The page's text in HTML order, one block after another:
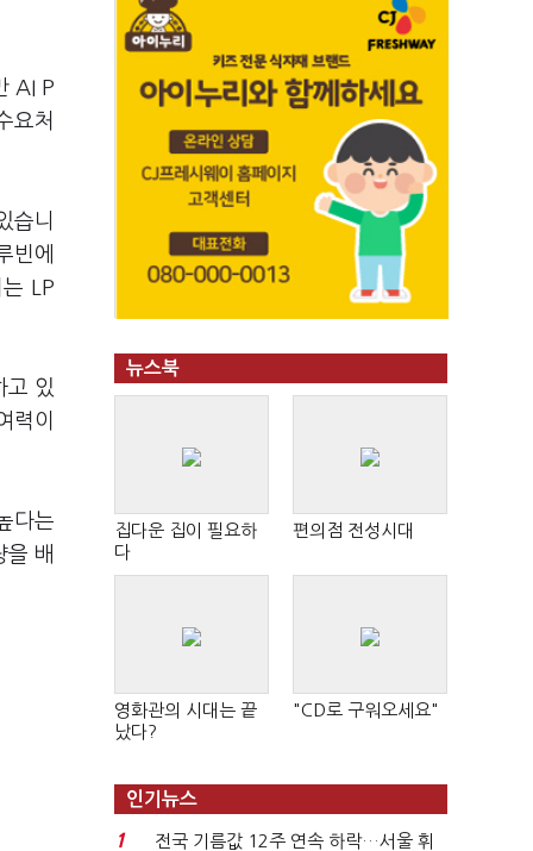
AI P
요처
습니
빈에
LP
고 있
력이
다는
을 배
뉴스북
집다운 집이 필요하
다
편의점 전성시대
영화관의 시대는 끝
났다?
"CD로 구워오세요"
인기뉴스
1
전국 기름값 12주 연속 하락…서울 휘